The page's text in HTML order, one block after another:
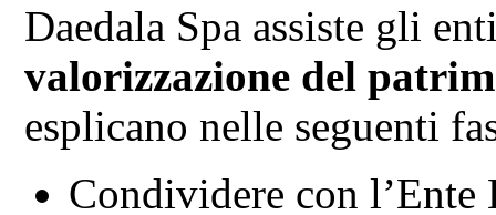
Daedala Spa assiste gli
valorizzazione del
esplicano nelle seguenti
Condividere con